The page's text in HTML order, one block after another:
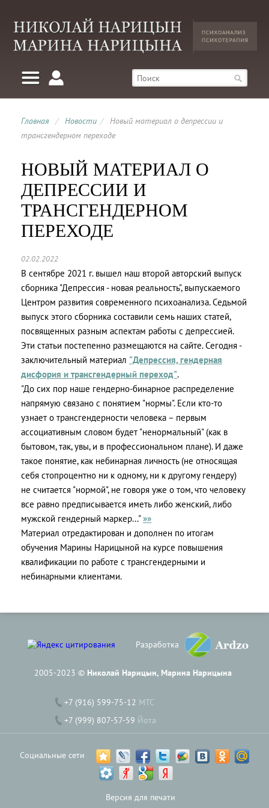
Главная / Новости /
Новый материал о депрессии и
трансгендерном переходе
НОВЫЙ МАТЕРИАЛ О
ДЕПРЕССИИ И
ТРАНСГЕНДЕРНОМ
ПЕРЕХОДЕ
02.02.2022
В сентябре 2021 г. вышел наш второй авторский выпуск
сборника "Депрессия - новая реальность", выпускаемого
Центром развития современного психоанализа. Седьмой
выпуск этого сборника составили семь наших статей,
посвященных разным аспектам работы с депрессией.
Эти статьи постепенно размещаются на сайте. Сегодня -
заключительный материал "Депрессия, гендерная
дисфория и трансгендерный переход".
"До сих пор наше гендерно-бинарное распределение
напрямую связано с понятием "нормы". Если кто-то
узнает о трансгендерности человека – первым
ассоциативным словом будет "ненормальный" (как в
бытовом, так, увы, и в профессиональном плане). И даже
такое понятие, как небинарная личность (не относящая
себя стопроцентно ни к одному, ни к другому гендеру)
не считается "нормой", не говоря уже о том, что человеку
все равно предписывается иметь либо женский, либо
мужской гендерный маркер..."»»
Материал отредактирован и дополнен по итогам
обучения Марины Нарицыной на курсе повышения
квалификации по работе с трансгендерными и
небинарными клиентами.
Разработка
2005-2023 © Николай Нарицын, Марина Нарицына
+7 (916) 599-75-12 МТС
+7 (999) 807-57-59 Йота
Социальные сети
Версия для печати